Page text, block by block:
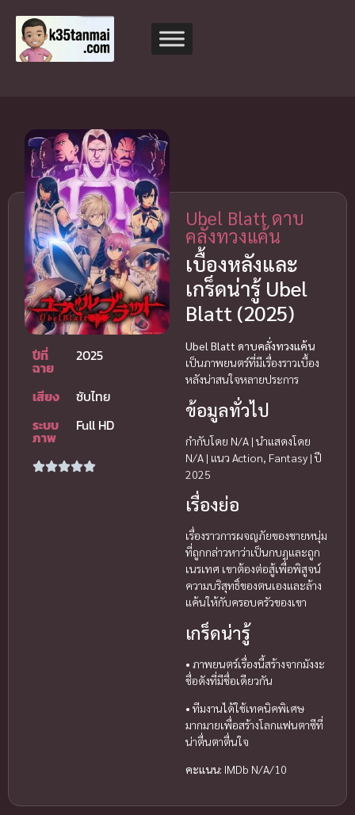
ปีที่
ฉาย
2025
เสียง
ซับไทย
ระบบ
ภาพ
Full HD
Ubel Blatt ดาบ
คลั่งทวงแค้น
เบื้องหลังและ
เกร็ดน่ารู้ Ubel
Blatt (2025)
Ubel Blatt ดาบคลั่งทวงแค้น
เป็นภาพยนตร์ที่มีเรื่องราวเบื้อง
หลังน่าสนใจหลายประการ
ข้อมูลทั่วไป
กำกับโดย N/A | นำแสดงโดย
N/A | แนว Action, Fantasy | ปี
2025
เรื่องย่อ
เรื่องราวการผจญภัยของชายหนุ่ม
ที่ถูกกล่าวหาว่าเป็นกบฏและถูก
เนรเทศ เขาต้องต่อสู้เพื่อพิสูจน์
ความบริสุทธิ์ของตนเองและล้าง
แค้นให้กับครอบครัวของเขา
เกร็ดน่ารู้
• ภาพยนตร์เรื่องนี้สร้างจากมังงะ
ชื่อดังที่มีชื่อเดียวกัน
• ทีมงานได้ใช้เทคนิคพิเศษ
มากมายเพื่อสร้างโลกแฟนตาซีที่
น่าตื่นตาตื่นใจ
คะแนน: IMDb N/A/10